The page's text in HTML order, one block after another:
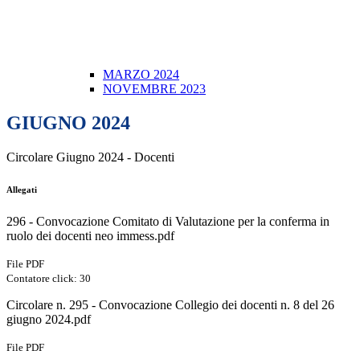
MARZO 2024
NOVEMBRE 2023
GIUGNO 2024
Circolare Giugno 2024 - Docenti
Allegati
296 - Convocazione Comitato di Valutazione per la conferma in
ruolo dei docenti neo immess.pdf
File PDF
Contatore click: 30
Circolare n. 295 - Convocazione Collegio dei docenti n. 8 del 26
giugno 2024.pdf
File PDF